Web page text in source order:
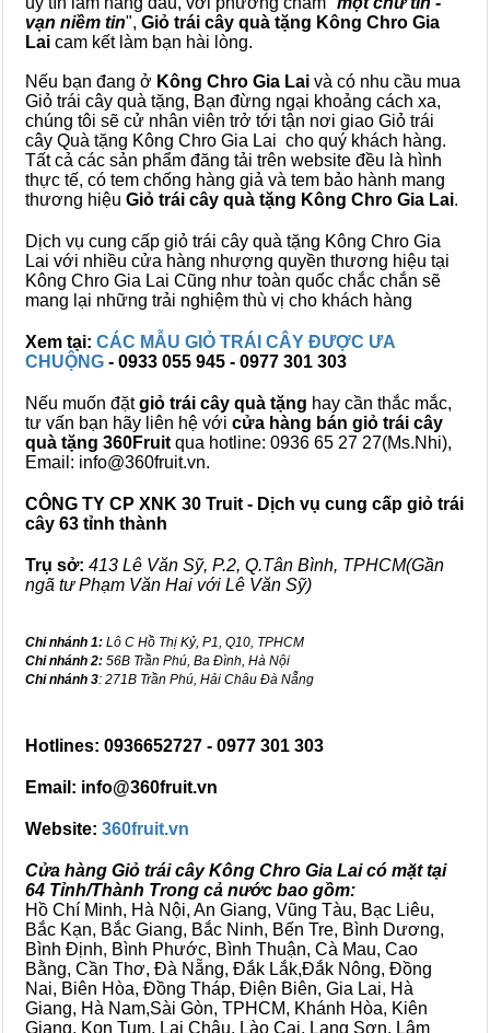
vạn niềm tin", Giỏ trái cây quà tặng Kông Chro Gia
Lai cam kết làm bạn hài lòng.
Nếu bạn đang ở Kông Chro Gia Lai và có nhu cầu mua
Giỏ trái cây quà tặng, Bạn đừng ngại khoảng cách xa,
chúng tôi sẽ cử nhân viên trở tới tận nơi giao Giỏ trái
cây Quà tặng Kông Chro Gia Lai cho quý khách hàng.
Tất cả các sản phẩm đăng tải trên website đều là hình
thực tế, có tem chống hàng giả và tem bảo hành mang
thương hiệu Giỏ trái cây quà tặng Kông Chro Gia Lai.
Dịch vụ cung cấp giỏ trái cây quà tặng Kông Chro Gia
Lai với nhiều cửa hàng nhượng quyền thương hiệu tại
Kông Chro Gia Lai Cũng như toàn quốc chắc chắn sẽ
mang lại những trải nghiệm thù vị cho khách hàng
Xem tại: CÁC MẪU GIỎ TRÁI CÂY ĐƯỢC ƯA
CHUỘNG - 0933 055 945 - 0977 301 303
Nếu muốn đặtgiỏ trái cây quà tặng hay cần thắc mắc,
tư vấn bạn hãy liên hệ với cửa hàng bán giỏ trái cây
quà tặng 360Fruit qua hotline: 0936 65 27 27(Ms.Nhi),
Email: info@360fruit.vn.
CÔNG TY CP XNK 30 Truit - Dịch vụ cung cấp giỏ trái
cây 63 tỉnh thành
Trụ sở: 413 Lê Văn Sỹ, P.2, Q.Tân Bình, TPHCM(Gần
ngã tư Phạm Văn Hai với Lê Văn Sỹ)
Chi nhánh 1: Lô C Hồ Thị Kỷ, P1, Q10, TPHCM
Chi nhánh 2: 56B Trần Phú, Ba Đình, Hà Nội
Chi nhánh 3: 271B Trần Phú, Hải Châu Đà Nẵng
Hotlines: 0936652727 - 0977 301 303
Email: info@360fruit.vn
Website: 360fruit.vn
Cửa hàng Giỏ trái cây Kông Chro Gia Lai có mặt tại
64 Tỉnh/Thành Trong cả nước bao gồm:
Hồ Chí Minh, Hà Nội, An Giang, Vũng Tàu, Bạc Liêu,
Bắc Kạn, Bắc Giang, Bắc Ninh, Bến Tre, Bình Dương,
Bình Định, Bình Phước, Bình Thuận, Cà Mau, Cao
Bằng, Cần Thơ, Đà Nẵng, Đắk Lắk,Đắk Nông, Đồng
Nai, Biên Hòa, Đồng Tháp, Điện Biên, Gia Lai, Hà
Giang, Hà Nam,Sài Gòn, TPHCM, Khánh Hòa, Kiên
Giang, Kon Tum, Lai Châu, Lào Cai, Lạng Sơn, Lâm